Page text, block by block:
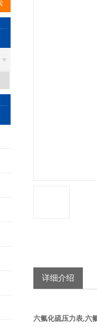
详细介绍
六氟化硫压力表,六